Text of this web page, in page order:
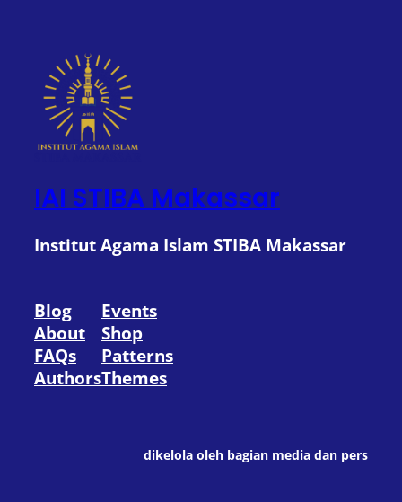
IAI STIBA Makassar
Institut Agama Islam STIBA Makassar
Blog
About
FAQs
Authors
Events
Shop
Patterns
Themes
dikelola oleh bagian media dan pers